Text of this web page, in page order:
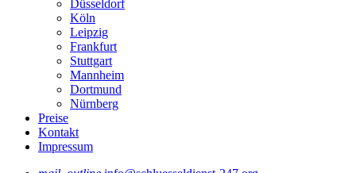
Düsseldorf
Köln
Leipzig
Frankfurt
Stuttgart
Mannheim
Dortmund
Nürnberg
Preise
Kontakt
Impressum